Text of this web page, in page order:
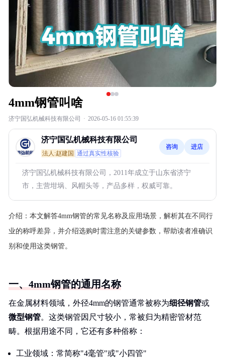
4mm钢管叫啥
济宁国弘机械科技有限公司 · 2026-05-16 01:55:39
济宁国弘机械科技有限公司
法人:赵建国 通过真实性核验
咨询 进店
济宁国弘机械科技有限公司，2011年成立于山东省济宁
市，主营坩埚、风帽头等，产品多样，权威可靠。
介绍： 本文解答4mm钢管的常见名称及应用场景，解析其在不同行
业的称呼差异，并介绍选购时需注意的关键参数，帮助读者准确识
别和使用这类钢管。
一、4mm钢管的通用名称
在金属材料领域，外径4mm的钢管通常被称为细径钢管或
微型钢管。这类钢管因尺寸较小，常被归为精密管材范
畴。根据用途不同，它还有多种俗称：
工业领域：常简称"4毫管"或"小四管"